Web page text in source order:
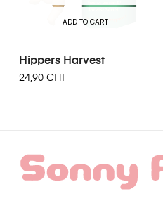
ADD TO CART
Hippers Harvest
24,90 CHF